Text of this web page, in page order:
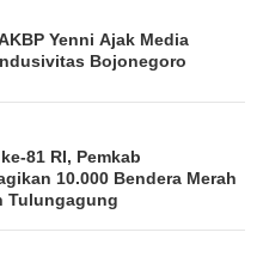
Yenni Ajak Media
Bojonegoro
81 RI, Pemkab
10.000 Bendera Merah
Tulungagung